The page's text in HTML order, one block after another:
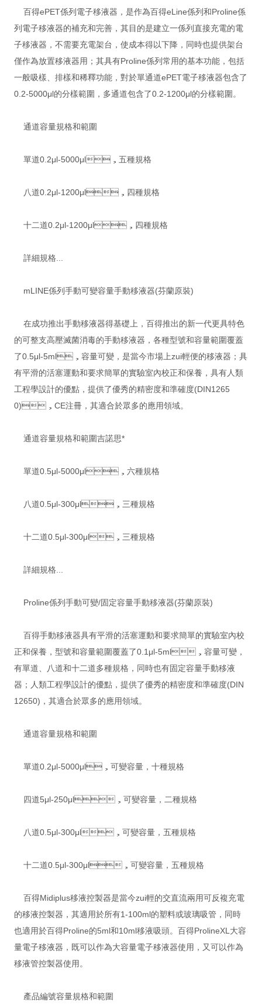
百得ePET係列電子移液器，是作為百得eLine係列和Proline係
列電子移液器的補充和完善，其目的是建立一係列直接充電的電
子移液器，不需要充電架台，使成本得以下降，同時也提供架台
僅作為放置移液器用；其具有Proline係列常用的基本功能，包括
一般吸樣、排樣和稀釋功能，對於單通道ePET電子移液器包含了
0.2-5000μl的分樣範圍，多通道包含了0.2-1200μl的分樣範圍。
通道容量規格和範圍
單道0.2μl-5000μl，五種規格
八道0.2μl-1200μl，四種規格
十二道0.2μl-1200μl，四種規格
詳細規格...
mLINE係列手動可變容量手動移液器(芬蘭原裝)
在成功推出手動移液器得基礎上，百得推出的新一代更具特色
的可整支高壓滅菌消毒的手動移液器，各種型號和容量範圍覆蓋
了0.5μl-5ml，容量可變，是當今市場上zui輕便的移液器；具
有平滑的活塞運動和要求簡單的實驗室內校正和保養，具有人類
工程學設計的優點，提供了優秀的精密度和準確度(DIN1265
0)，CE注冊，其適合於眾多的應用領域。
通道容量規格和範圍吉諾思*
單道0.5μl-5000μl，六種規格
八道0.5μl-300μl，三種規格
十二道0.5μl-300μl，三種規格
詳細規格...
Proline係列手動可變/固定容量手動移液器(芬蘭原裝)
百得手動移液器具有平滑的活塞運動和要求簡單的實驗室內校
正和保養，型號和容量範圍覆蓋了0.1μl-5ml，容量可變，
有單道、八道和十二道多種規格，同時也有固定容量手動移液
器；人類工程學設計的優點，提供了優秀的精密度和準確度(DIN
12650)，其適合於眾多的應用領域。
通道容量規格和範圍
單道0.2μl-5000μl，可變容量，十種規格
四道5μl-250μl，可變容量，二種規格
八道0.5μl-300μl，可變容量，五種規格
十二道0.5μl-300μl，可變容量，五種規格
百得Midiplus移液控製器是當今zui輕的交直流兩用可反複充電
的移液控製器，其適用於所有1-100ml的塑料或玻璃吸管，同時
也適用於百得Proline的5ml和10ml移液吸頭。百得ProlineXL大容
量電子移液器，既可以作為大容量電子移液器使用，又可以作為
移液管控製器使用。
產品編號容量規格和範圍